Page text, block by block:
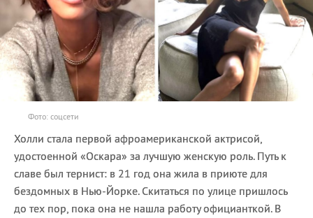
Фото: соцсети
Холли стала первой афроамериканской актрисой,
удостоенной «Оскара» за лучшую женскую роль. Путь к
славе был тернист: в 21 год она жила в приюте для
бездомных в Нью-Йорке. Скитаться по улице пришлось
до тех пор, пока она не нашла работу официанткой. В